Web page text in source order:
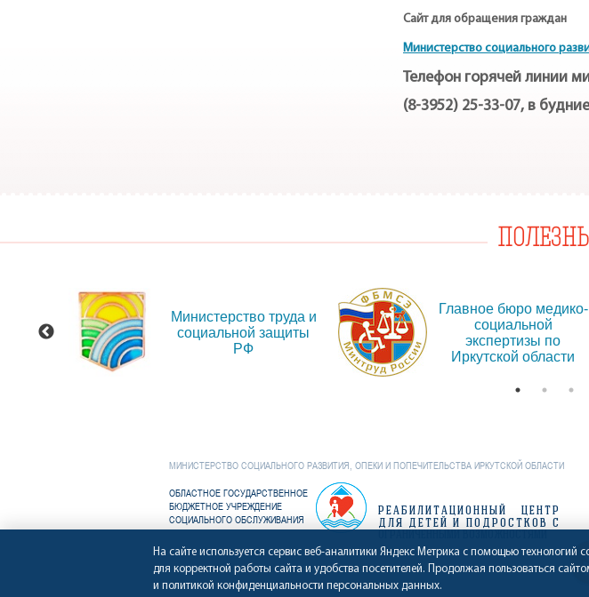
Сайт для обращения граждан
Министерство социального
Телефон горячей линии
(8-3952) 25-33-07, в
Министерство труда и
социальной защиты
РФ
Главное бюро медико-
социальной
экспертизы по
Иркутской области
МИНИСТЕРСТВО СОЦИАЛЬНОГО РАЗВИТИЯ, ОПЕКИ И ПОПЕЧИТЕЛЬСТВА ИРКУТСКОЙ ОБЛАСТИ
ОБЛАСТНОЕ ГОСУДАРСТВЕННОЕ
БЮДЖЕТНОЕ УЧРЕЖДЕНИЕ
СОЦИАЛЬНОГО ОБСЛУЖИВАНИЯ
РЕАБИЛИТАЦИОННЫЙ ЦЕНТР
ДЛЯ ДЕТЕЙ И ПОДРОСТКОВ С
На сайте используется сервис веб-аналитики Яндекс Метрика с помощью
для корректной работы сайта и удобства посетителей. Продолжая пользоваться
и политикой конфиденциальности персональных данных.